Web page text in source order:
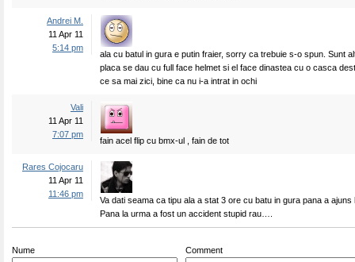
Andrei M.
11 Apr 11
5:14 pm
ala cu batul in gura e putin fraier, sorry ca trebuie s-o spun. Sunt
placa se dau cu full face helmet si el face dinastea cu o casca
ce sa mai zici, bine ca nu i-a intrat in ochi
Vali
11 Apr 11
7:07 pm
fain acel flip cu bmx-ul , fain de tot
Rares Cojocaru
11 Apr 11
11:46 pm
Va dati seama ca tipu ala a stat 3 ore cu batu in gura pana a ajuns
Pana la urma a fost un accident stupid rau….
Nume Comment